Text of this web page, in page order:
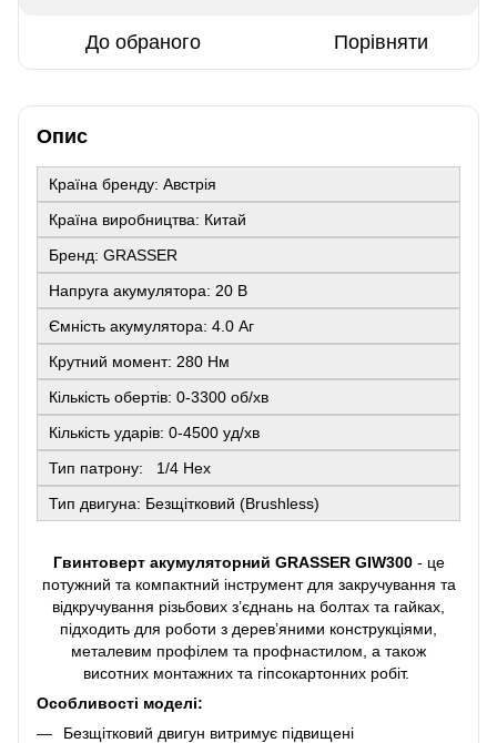
До обраного Порівняти
Опис
Країна бренду: Австрія
Країна виробництва: Китай
Бренд: GRASSER
Напруга акумулятора: 20 В
Ємність акумулятора: 4.0 Аг
Крутний момент: 280 Нм
Кількість обертів: 0-3300 об/хв
Кількість ударів: 0-4500 уд/хв
Тип патрону: 1/4 Нех
Тип двигуна: Безщітковий (Brushless)
Гвинтоверт акумуляторний GRASSER GIW300- це
потужний та компактний інструмент для закручування та
відкручування різьбових з’єднань на болтах та гайках,
підходить для роботи з дерев’яними конструкціями,
металевим профілем та профнастилом, а також
висотних монтажних та гіпсокартонних робіт.
Особливості моделі:
Безщітковий двигун витримує підвищені